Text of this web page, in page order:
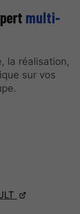
multi-
la réalisation,
sur vos